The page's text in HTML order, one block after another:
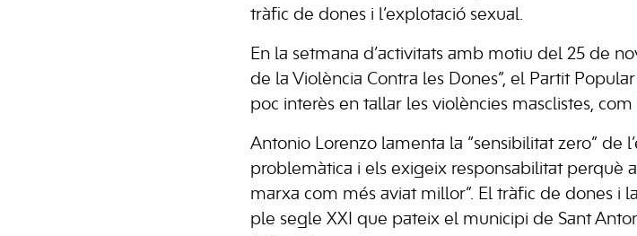
tràfic de dones i l’explotació sexual.
En la setmana d’activitats amb motiu del 25 de
de la Violència Contra les Dones”, el Partit
poc interès en tallar les violències masclistes, com
Antonio Lorenzo lamenta la “sensibilitat zero” de
problemàtica i els exigeix ​​responsabilitat perquè
marxa com més aviat millor”. El tràfic de dones i
ple segle XXI que pateix el municipi de Sant